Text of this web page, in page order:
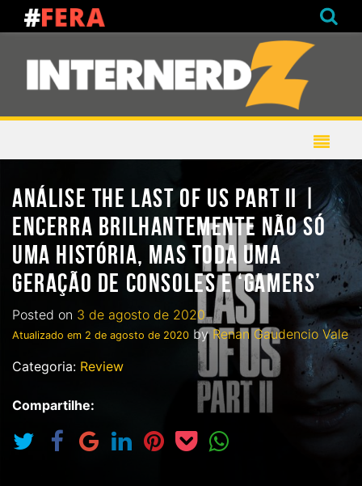
ANÁLISE THE LAST OF US PART II |
ENCERRA BRILHANTEMENTE NÃO SÓ
UMA HISTÓRIA, MAS TODA UMA
GERAÇÃO DE CONSOLES E ‘GAMERS’
Posted on 3 de agosto de 2020
Atualizado em 2 de agosto de 2020 by Renan Gaudencio Vale
Categoria: Review
Compartilhe: